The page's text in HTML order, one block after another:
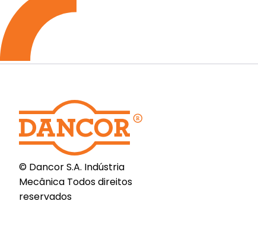
© Dancor S.A. Indústria
Mecânica Todos direitos
reservados